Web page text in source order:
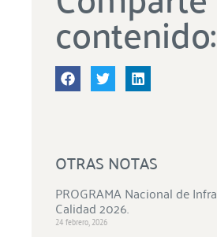
contenido:
OTRAS NOTAS
PROGRAMA Nacional de
Calidad 2026.
24 febrero, 2026